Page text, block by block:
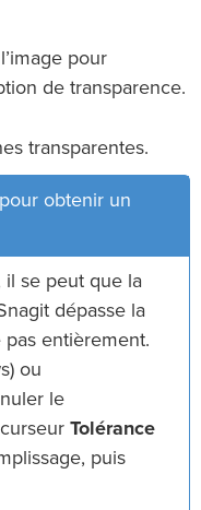
pour
de transparence.
transparentes.
obtenir un
il se peut que la
dépasse la
entièrement.
ou
le
Tolérance
puis